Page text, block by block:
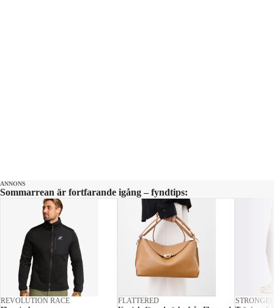
ANNONS
Sommarrean är fortfarande igång – fyndtips:
REVOLUTION RACE
FLATTERED
STRONGER